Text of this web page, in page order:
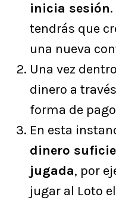
inicia sesión
tendrás que
una nueva
Una vez
dinero a
forma de
En esta
dinero
jugada, por
jugar al Loto